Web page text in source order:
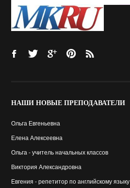
НАШИ НОВЫЕ ПРЕПОДАВАТЕЛИ
Ольга Евгеньевна
Елена Алексеевна
Ольга - учитель начальных классов
Виктория Александровна
Евгения - репетитор по английскому языку